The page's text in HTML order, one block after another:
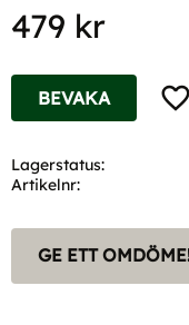
479 kr
BEVAKA
Lagerstatus
Artikelnr
GE ETT